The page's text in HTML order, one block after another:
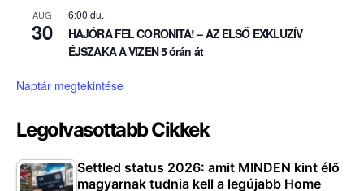
AUG
30
6:00 du.
HAJÓRA FEL CORONITA! – AZ ELSŐ EXKLUZÍV
ÉJSZAKA A VIZEN 5 órán át
Naptár megtekintése
Legolvasottabb Cikkek
Settled status 2026: amit MINDEN kint élő
magyarnak tudnia kell a legújabb Home